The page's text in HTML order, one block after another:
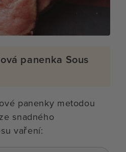
panenka Sous
panenky metodou
snadného
vaření: